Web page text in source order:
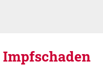
Impfschaden